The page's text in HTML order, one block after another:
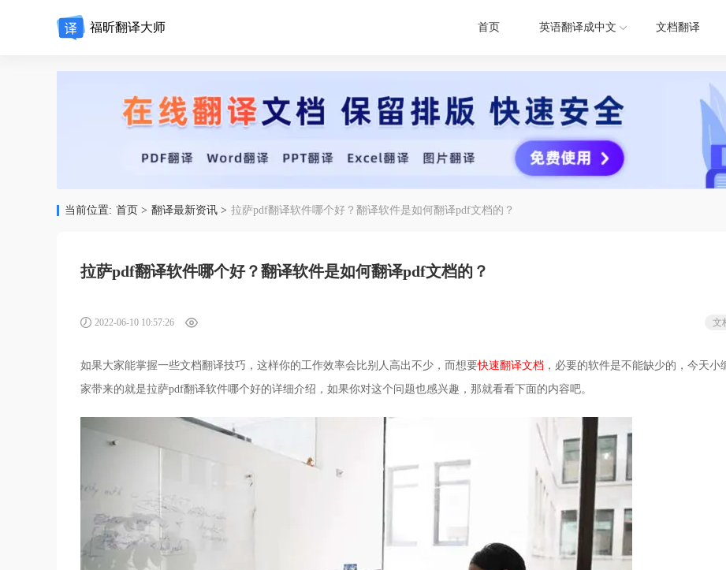
福昕翻译大师 首页 英语翻译成中文 文档翻译
当前位置: 首页 > 翻译最新资讯 > 拉萨pdf翻译软件哪个好？翻译软件是如何翻译pdf文档的？
拉萨pdf翻译软件哪个好？翻译软件是如何翻译pdf文档的？
2022-06-10 10:57:26 文
如果大家能掌握一些文档翻译技巧，这样你的工作效率会比别人高出不少，而想要快速翻译文档 ，必要的软件是不能缺少的，今天小
家带来的就是拉萨pdf翻译软件哪个好的详细介绍，如果你对这个问题也感兴趣，那就看看下面的内容吧。